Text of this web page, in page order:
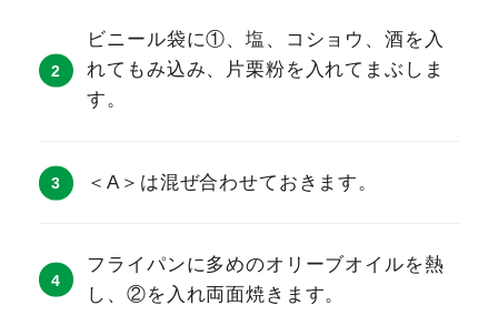
ビニール袋に①、塩、コショウ、酒を入
れてもみ込み、片栗粉を入れてまぶしま
す。
＜A＞は混ぜ合わせておきます。
フライパンに多めのオリーブオイルを熱
し、②を入れ両面焼きます。